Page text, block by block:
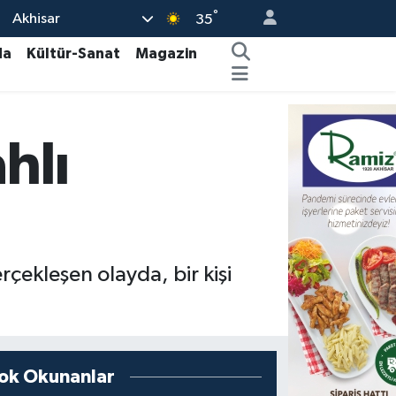
Akhisar 35°
Kültür-Sanat
Magazin
olayda, bir kişi
Okunanlar